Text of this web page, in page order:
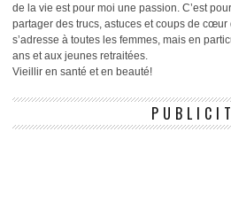
de la vie est pour moi une passion. C’est
partager des trucs, astuces et coups de cœur
s’adresse à toutes les femmes, mais en
ans et aux jeunes retraitées.
Vieillir en santé et en beauté!